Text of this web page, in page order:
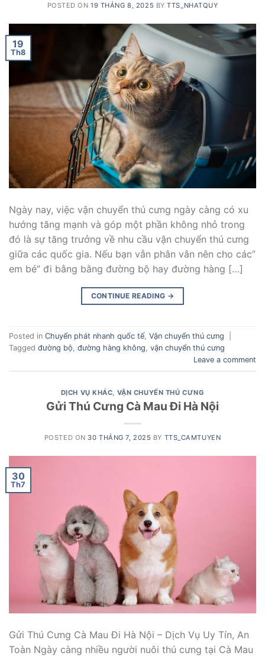
POSTED ON19 THÁNG 8, 2025 BYTTS_NHATQUY
19
Th8
Ngày nay, việc vận chuyển thú cưng ngày càng có xu
hướng tăng mạnh và góp một phần không nhỏ trong
đó là sự tăng trưởng về nhu cầu vận chuyển thú cưng
giữa các quốc gia. Nếu bạn vẫn phân vân nên cho các”
em bé” đi bằng bằng đường bộ hay đường hàng […]
CONTINUE READING →
Posted in Chuyển phát nhanh quốc tế, Vận chuyển thú cưng
Tagged đường bộ, đường hàng không, vận chuyển thú cưng
Leave a comment
DỊCH VỤ KHÁC VẬN CHUYỂN THÚ CƯNG
Gửi Thú Cưng Cà Mau Đi Hà Nội
POSTED ON 30 THÁNG 7, 2025 BY TTS_CAMTUYEN
30
Th7
Gửi Thú Cưng Cà Mau Đi Hà Nội – Dịch Vụ Uy Tín, An
Toàn Ngày càng nhiều người nuôi thú cưng tại Cà Mau